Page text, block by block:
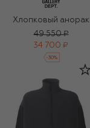
Хлопковый анорак
49 550 ₽
34 700 ₽
-30%